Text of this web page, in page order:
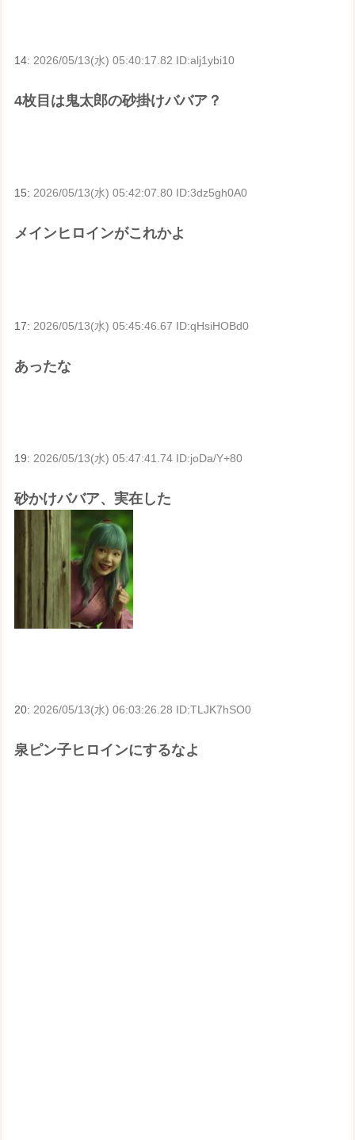
14: 2026/05/13(水) 05:40:17.82 ID:alj1ybi10
4枚目は鬼太郎の砂掛けババア？
15: 2026/05/13(水) 05:42:07.80 ID:3dz5gh0A0
メインヒロインがこれかよ
17: 2026/05/13(水) 05:45:46.67 ID:qHsiHOBd0
あったな
19: 2026/05/13(水) 05:47:41.74 ID:joDa/Y+80
砂かけババア、実在した
20:2026/05/13(水) 06:03:26.28 ID:TLJK7hSO0
泉ピン子ヒロインにするなよ